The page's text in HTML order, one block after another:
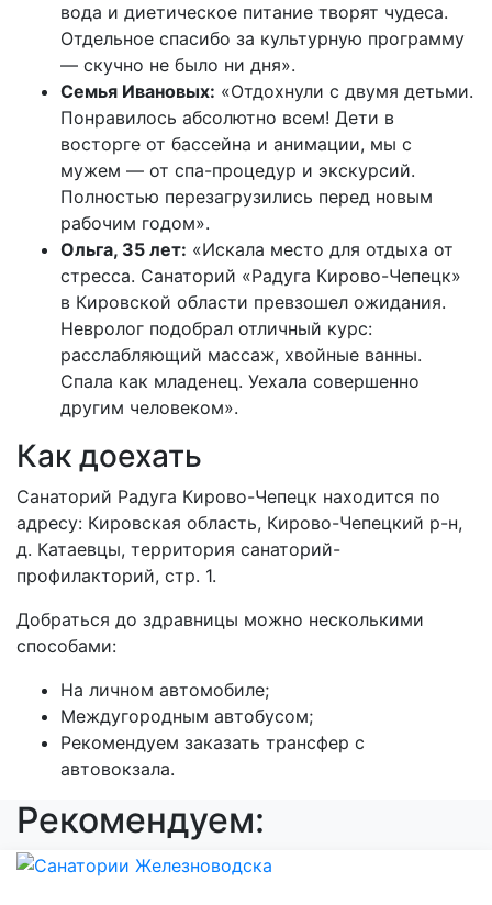
вода и диетическое питание творят чудеса.
Отдельное спасибо за культурную программу
— скучно не было ни дня».
Семья Ивановых: «Отдохнули с двумя детьми.
Понравилось абсолютно всем! Дети в
восторге от бассейна и анимации, мы с
мужем — от спа-процедур и экскурсий.
Полностью перезагрузились перед новым
рабочим годом».
Ольга, 35 лет: «Искала место для отдыха от
стресса. Санаторий «Радуга Кирово-Чепецк»
в Кировской области превзошел ожидания.
Невролог подобрал отличный курс:
расслабляющий массаж, хвойные ванны.
Спала как младенец. Уехала совершенно
другим человеком».
Как доехать
Санаторий Радуга Кирово-Чепецк находится по
адресу: Кировская область, Кирово-Чепецкий р-н,
д. Катаевцы, территория санаторий-
профилакторий, стр. 1.
Добраться до здравницы можно несколькими
способами:
На личном автомобиле;
Междугородным автобусом;
Рекомендуем заказать трансфер с
автовокзала.
Рекомендуем: